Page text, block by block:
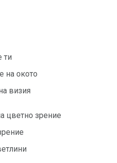
ти
на окото
визия
цветно зрение